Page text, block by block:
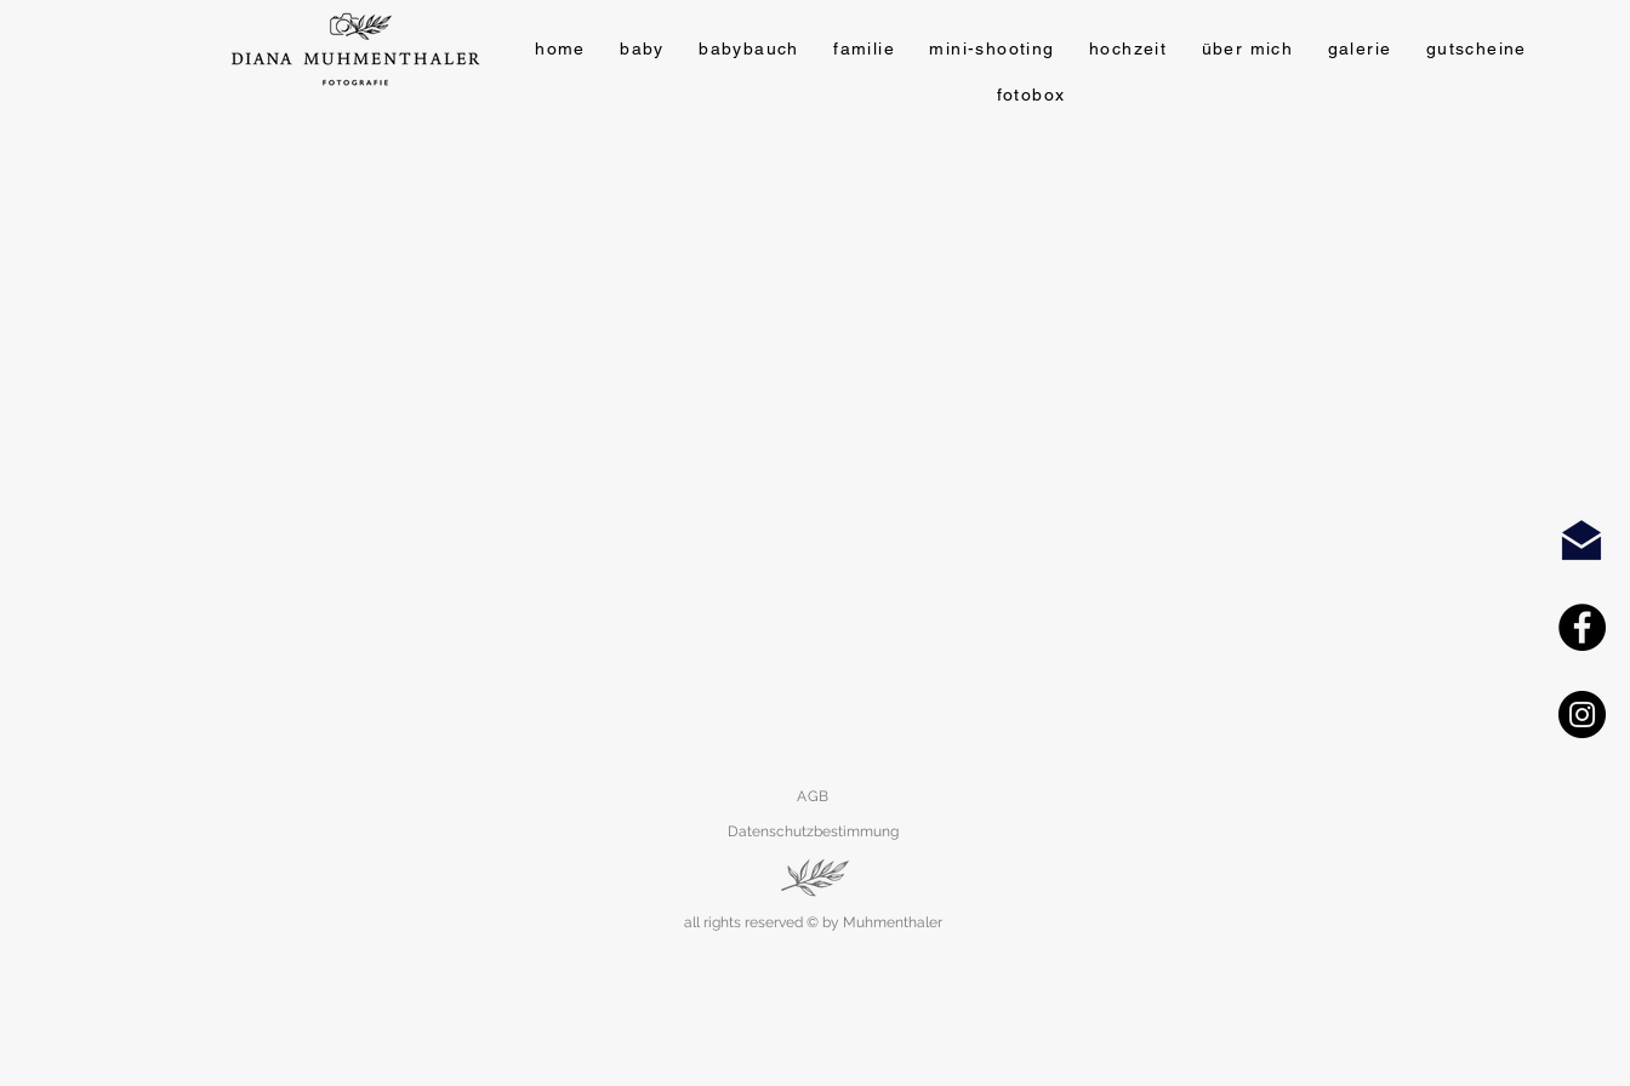
home baby babybauch familie mini-shooting hochzeit über mich galerie gutscheine
fotobox
AGB
Datenschutzbestimmung
all rights reserved © by Muhmenthaler